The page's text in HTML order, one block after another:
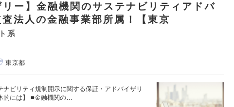
リー】金融機関のサステナビリティアドバ
法人の金融事業部所属！【東京
系
東京都
ナビリティ規制開示に関する保証・アドバイザリ
的には】 ■金融機関の…